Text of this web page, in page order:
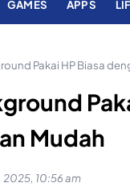
GAMES APPS
Pakai HP Biasa
Mudah
2025, 10:56 am